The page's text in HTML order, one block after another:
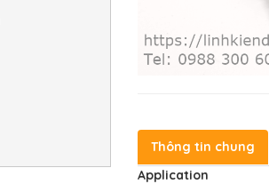
Thông tin chung
Application